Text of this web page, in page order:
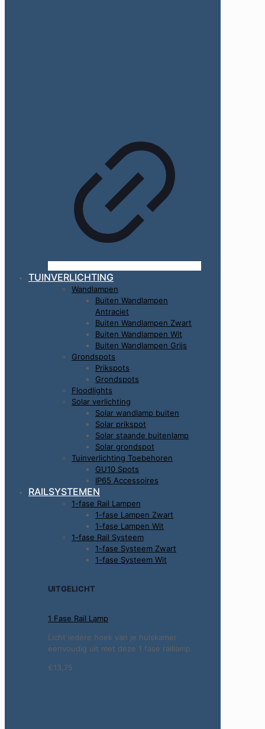
TUINVERLICHTING
Wandlampen
Buiten Wandlampen
Antraciet
Buiten Wandlampen Zwart
Buiten Wandlampen Wit
Buiten Wandlampen Grijs
Grondspots
Prikspots
Grondspots
Floodlights
Solar verlichting
Solar wandlamp buiten
Solar prikspot
Solar staande buitenlamp
Solar grondspot
Tuinverlichting Toebehoren
GU10 Spots
IP65 Accessoires
RAILSYSTEMEN
1-fase Rail Lampen
1-fase Lampen Zwart
1-fase Lampen Wit
1-fase Rail Systeem
1-fase Systeem Zwart
1-fase Systeem Wit
UITGELICHT
1 Fase Rail Lamp
Licht iedere hoek van je huiskamer
eenvoudig uit met deze 1 fase raillamp.
€13,75